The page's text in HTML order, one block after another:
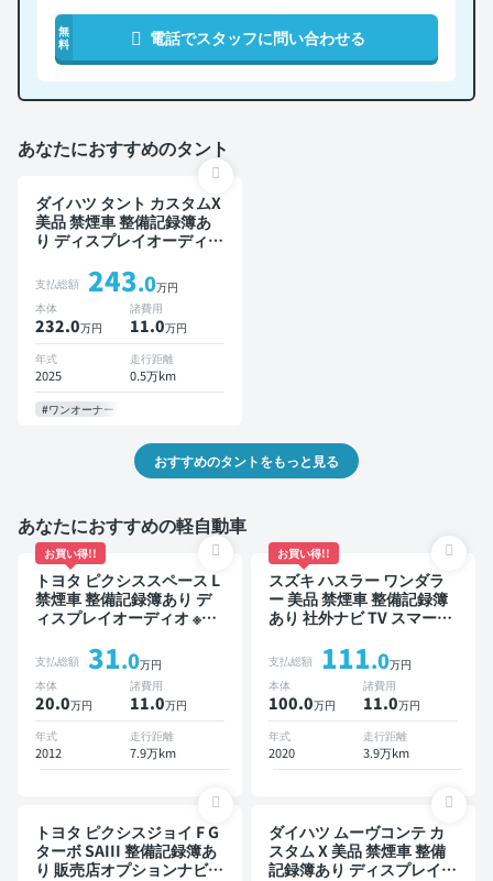
無
料
電話でスタッフに問い合わせる
あなたにおすすめのタント
ダイハツ タント カスタムX
美品 禁煙車 整備記録簿あ
り ディスプレイオーディオ
クモニター ドライブレコー
ダー 衝突軽減 両側電動ス
ライドドア
支払総額 243.0万円
本体
232.0万円
諸費用
11.0万円
年式
2025
走行距離
0.5万km
#ワンオーナー
おすすめのタントをもっと見る
あなたにおすすめの軽自動車
お買い得!!
トヨタ ピクシススペース L
禁煙車 整備記録簿あり デ
ィスプレイオーディオ ※ナ
スキー ETC
支払総額 31.0万円
本体
20.0万円
諸費用
11.0万円
年式
2012
走行距離
7.9万km
お買い得!!
スズキ ハスラー ワンダラ
ー 美品 禁煙車 整備記録簿
あり 社外ナビ TV スマート
ドライブレコーダー
支払総額 111.0万円
本体
100.0万円
諸費用
11.0万円
年式
2020
走行距離
3.9万km
トヨタ ピクシスジョイ F G
ターボ SAIII 整備記録簿あ
り 販売店オプションナビ
ダイハツ ムーヴコンテ カ
スタム X 美品 禁煙車 整備
記録簿あり ディスプレイオ